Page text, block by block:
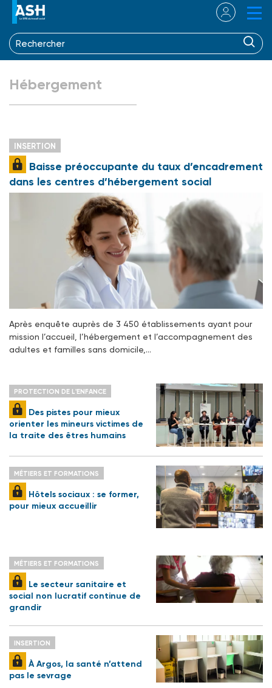
Hébergement
INSERTION
Baisse préoccupante du taux d’encadrement
dans les centres d’hébergement social
Après enquête auprès de 3 450 établissements ayant pour
mission l’accueil, l’hébergement et l’accompagnement des
adultes et familles sans domicile,…
PROTECTION DE L'ENFANCE
Des pistes pour mieux
orienter les mineurs victimes de
la traite des êtres humains
MÉTIERS ET FORMATIONS
Hôtels sociaux : se former,
pour mieux accueillir
MÉTIERS ET FORMATIONS
Le secteur sanitaire et
social non lucratif continue de
grandir
INSERTION
À Argos, la santé n’attend
pas le sevrage